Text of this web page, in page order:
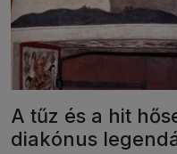
A tűz és a hit
diakónus